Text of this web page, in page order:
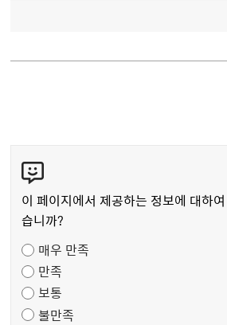
텐
츠
만
도
조
사
이 페이지에서 제공하는 정보에 대하
습니까?
매우 만족
만족
보통
불만족